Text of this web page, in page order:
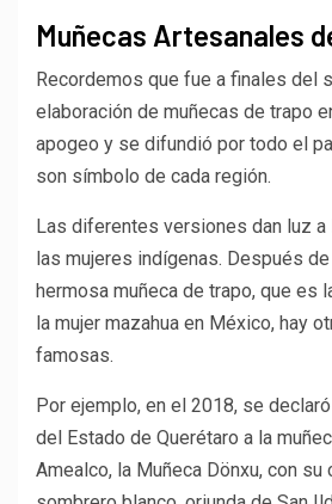
Muñecas Artesanales
Recordemos que fue a finales del
elaboración de muñecas de trapo
apogeo y se difundió por todo el
son símbolo de cada región.
Las diferentes versiones dan luz
las mujeres indígenas. Después
hermosa muñeca de trapo, que es
la mujer mazahua en México, hay
famosas.
Por ejemplo, en el 2018, se
del Estado de Querétaro a la
Amealco, la Muñeca Dönxu, con su